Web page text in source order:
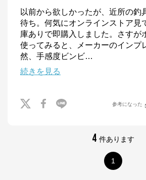
以前から欲しかったが、近所の釣
待ち。何気にオンラインストア見
庫ありで即購入しました。さすが
使ってみると、メーカーのインプ
然、手感度ビンビ…
続きを見る
参考になった
4 件あります
1